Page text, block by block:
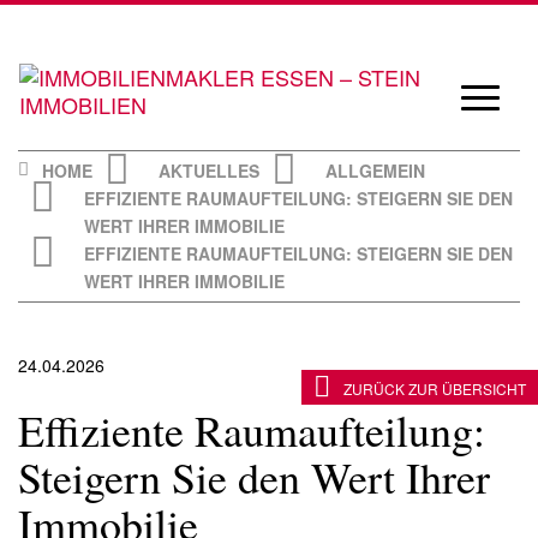
content
öffnen/
HOME
AKTUELLES
ALLGEMEIN
EFFIZIENTE RAUMAUFTEILUNG: STEIGERN SIE DEN
WERT IHRER IMMOBILIE
EFFIZIENTE RAUMAUFTEILUNG: STEIGERN SIE DEN
WERT IHRER IMMOBILIE
24.04.2026
Effiziente Raumaufteilung:
Steigern Sie den Wert Ihrer
Immobilie
ZURÜCK ZUR ÜBERSICHT